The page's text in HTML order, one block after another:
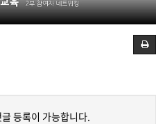
등록이 가능합니다.